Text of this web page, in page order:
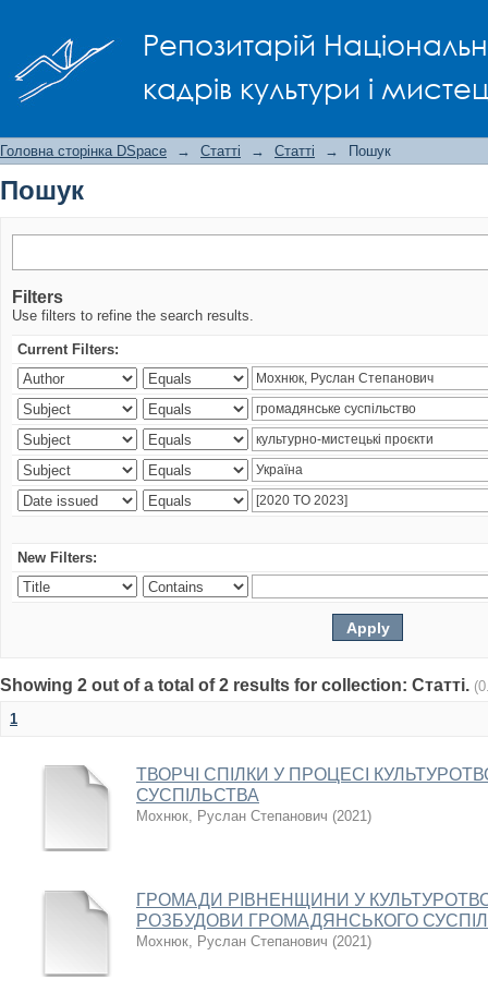
Репозитарій
кадрів культури і
Головна сторінка DSpace → Статті → Статті → Пошук
Пошук
Filters
Use filters to refine the search results.
Current Filters:
New Filters:
Showing 2 out of a total of 2 results for collection: Статті.
1
ТВОРЧІ СПІЛКИ У ПРОЦЕСІ
СУСПІЛЬСТВА
Мохнюк, Руслан Степанович (2021)
ГРОМАДИ РІВНЕНЩИНИ У
РОЗБУДОВИ ГРОМАДЯНСЬКОГО
Мохнюк, Руслан Степанович (2021)